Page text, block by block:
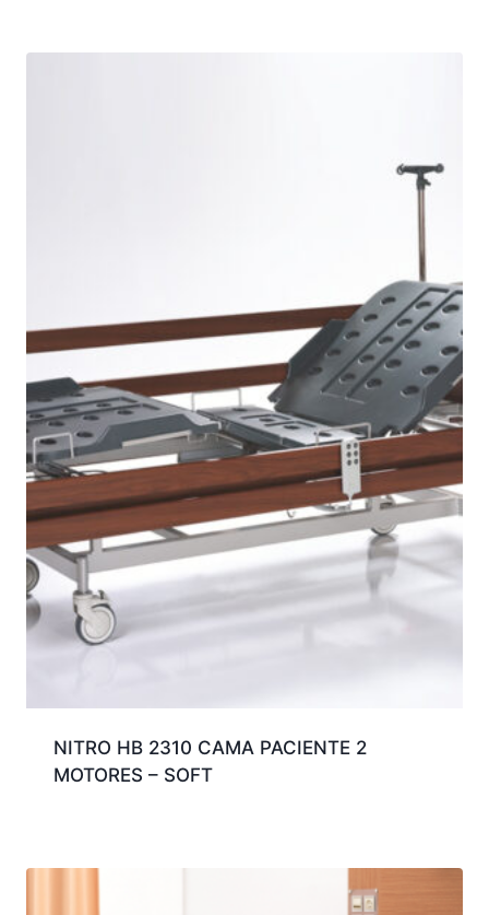
NITRO HB 2310 CAMA PACIENTE 2
MOTORES – SOFT